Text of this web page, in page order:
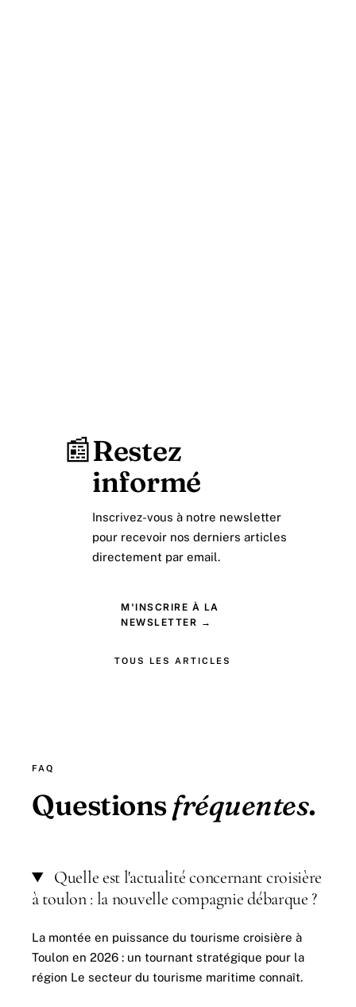
📰Restez
informé
Inscrivez-vous à notre newsletter
pour recevoir nos derniers articles
directement par email.
M'INSCRIRE À LA
NEWSLETTER →
TOUS LES ARTICLES
FAQ
Questionsfréquentes.
Quelle est l'actualité concernant croisière
à toulon : la nouvelle compagnie débarque ?
La montée en puissance du tourisme croisière à
Toulon en 2026 : un tournant stratégique pour la
région Le secteur du tourisme maritime connaît.